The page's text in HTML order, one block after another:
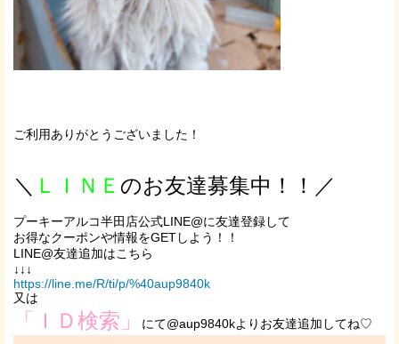
ご利用ありがとうございました！
＼ ＬＩＮＥ のお友達募集中！！／
プーキーアルコ半田店公式LINE@に友達登録して
お得なクーポンや情報をGETしよう！！
LINE@友達追加はこちら
↓↓↓
https://line.me/R/ti/p/%40aup9840k
又は
「ＩＤ検索」 にて@aup9840kよりお友達追加してね♡